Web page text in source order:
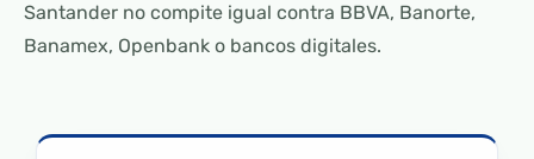
Santander no compite igual contra BBVA, Banorte,
Banamex, Openbank o bancos digitales.